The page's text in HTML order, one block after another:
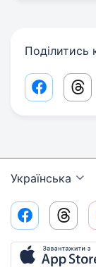
Поділитись
Facebook
Українська